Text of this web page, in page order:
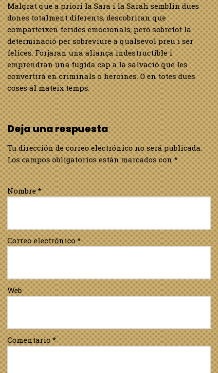
Malgrat que a priori la Sara i la Sarah semblin dues
dones totalment diferents, descobriran que
comparteixen ferides emocionals, però sobretot la
determinació per sobreviure a qualsevol preu i ser
felices. Forjaran una aliança indestructible i
emprendran una fugida cap a la salvació que les
convertirà en criminals o heroïnes. O en totes dues
coses al mateix temps.
Deja una respuesta
Tu dirección de correo electrónico no será publicada.
Los campos obligatorios están marcados con*
Nombre*
Correo electrónico*
Web
Comentario*